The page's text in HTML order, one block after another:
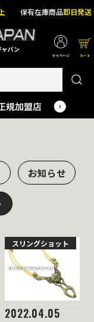
保有在庫商品即日発送
マイページ カート
お知らせ
スリングショット
2022.04.05